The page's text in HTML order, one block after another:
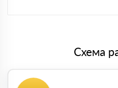
Схема